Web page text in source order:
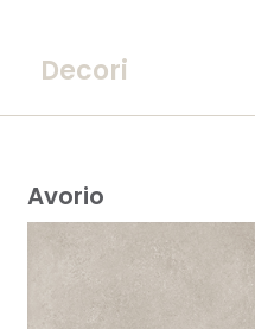
Decori
Avorio